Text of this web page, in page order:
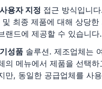
사용자 지정 접근 방식입니
최종 제품에 대해 상당
랜드에 제공할 수 있습니다.
기성품솔루션. 제조업체는
의 메뉴에서 제품을 선택
만, 동일한 공급업체를 사